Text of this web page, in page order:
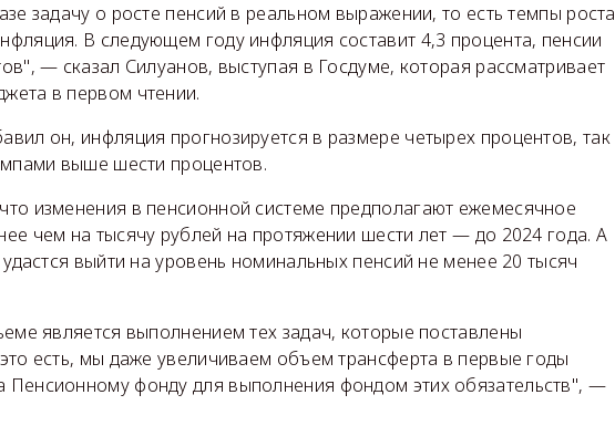
задачу о росте пенсий в реальном выражении, то есть темпы роста
В следующем году инфляция составит 4,3 процента, пенсии
— сказал Силуанов, выступая в Госдуме, которая рассматривает
в первом чтении.
он, инфляция прогнозируется в размере четырех процентов, так
выше шести процентов.
изменения в пенсионной системе предполагают ежемесячное
чем на тысячу рублей на протяжении шести лет — до 2024 года. А
выйти на уровень номинальных пенсий не менее 20 тысяч
является выполнением тех задач, которые поставлены
есть, мы даже увеличиваем объем трансферта в первые годы
Пенсионному фонду для выполнения фондом этих обязательств", —